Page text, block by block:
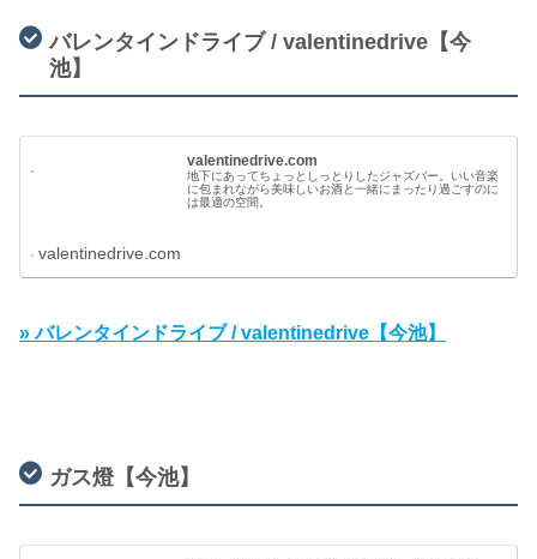
バレンタインドライブ / valentinedrive【今
池】
valentinedrive.com
地下にあってちょっとしっとりしたジャズバー。いい音楽
に包まれながら美味しいお酒と一緒にまったり過ごすのに
は最適の空間。
valentinedrive.com
» バレンタインドライブ / valentinedrive【今池】
ガス燈【今池】